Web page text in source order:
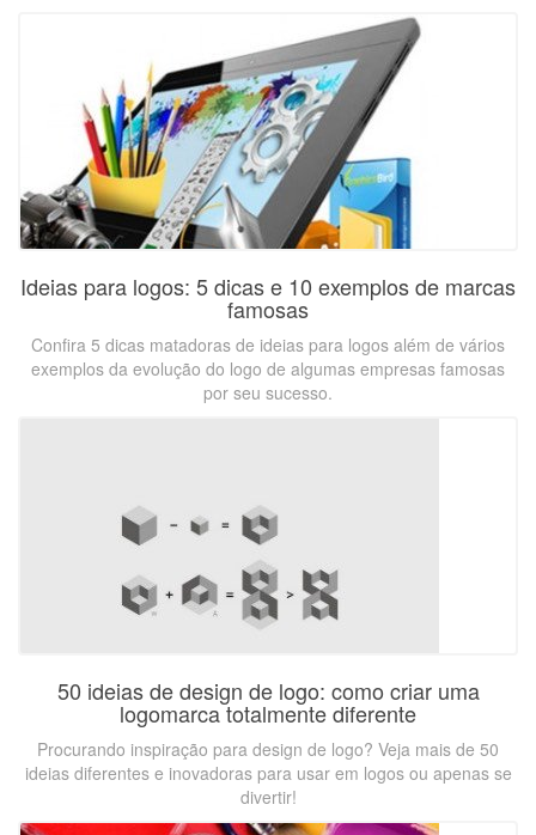
Ideias para logos: 5 dicas e 10 exemplos de marcas
famosas
Confira 5 dicas matadoras de ideias para logos além de vários
exemplos da evolução do logo de algumas empresas famosas
por seu sucesso.
50 ideias de design de logo: como criar uma
logomarca totalmente diferente
Procurando inspiração para design de logo? Veja mais de 50
ideias diferentes e inovadoras para usar em logos ou apenas se
divertir!